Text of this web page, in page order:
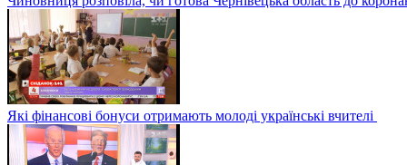
Які фінансові бонуси отримають молоді українські вчителі